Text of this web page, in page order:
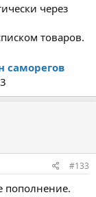
через
товаров.
саморегов
#133
пополнение.